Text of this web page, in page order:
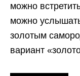
можно
можно
золотым
вариант